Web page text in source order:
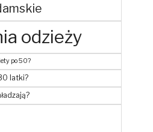
odzieży
po 50?
latki?